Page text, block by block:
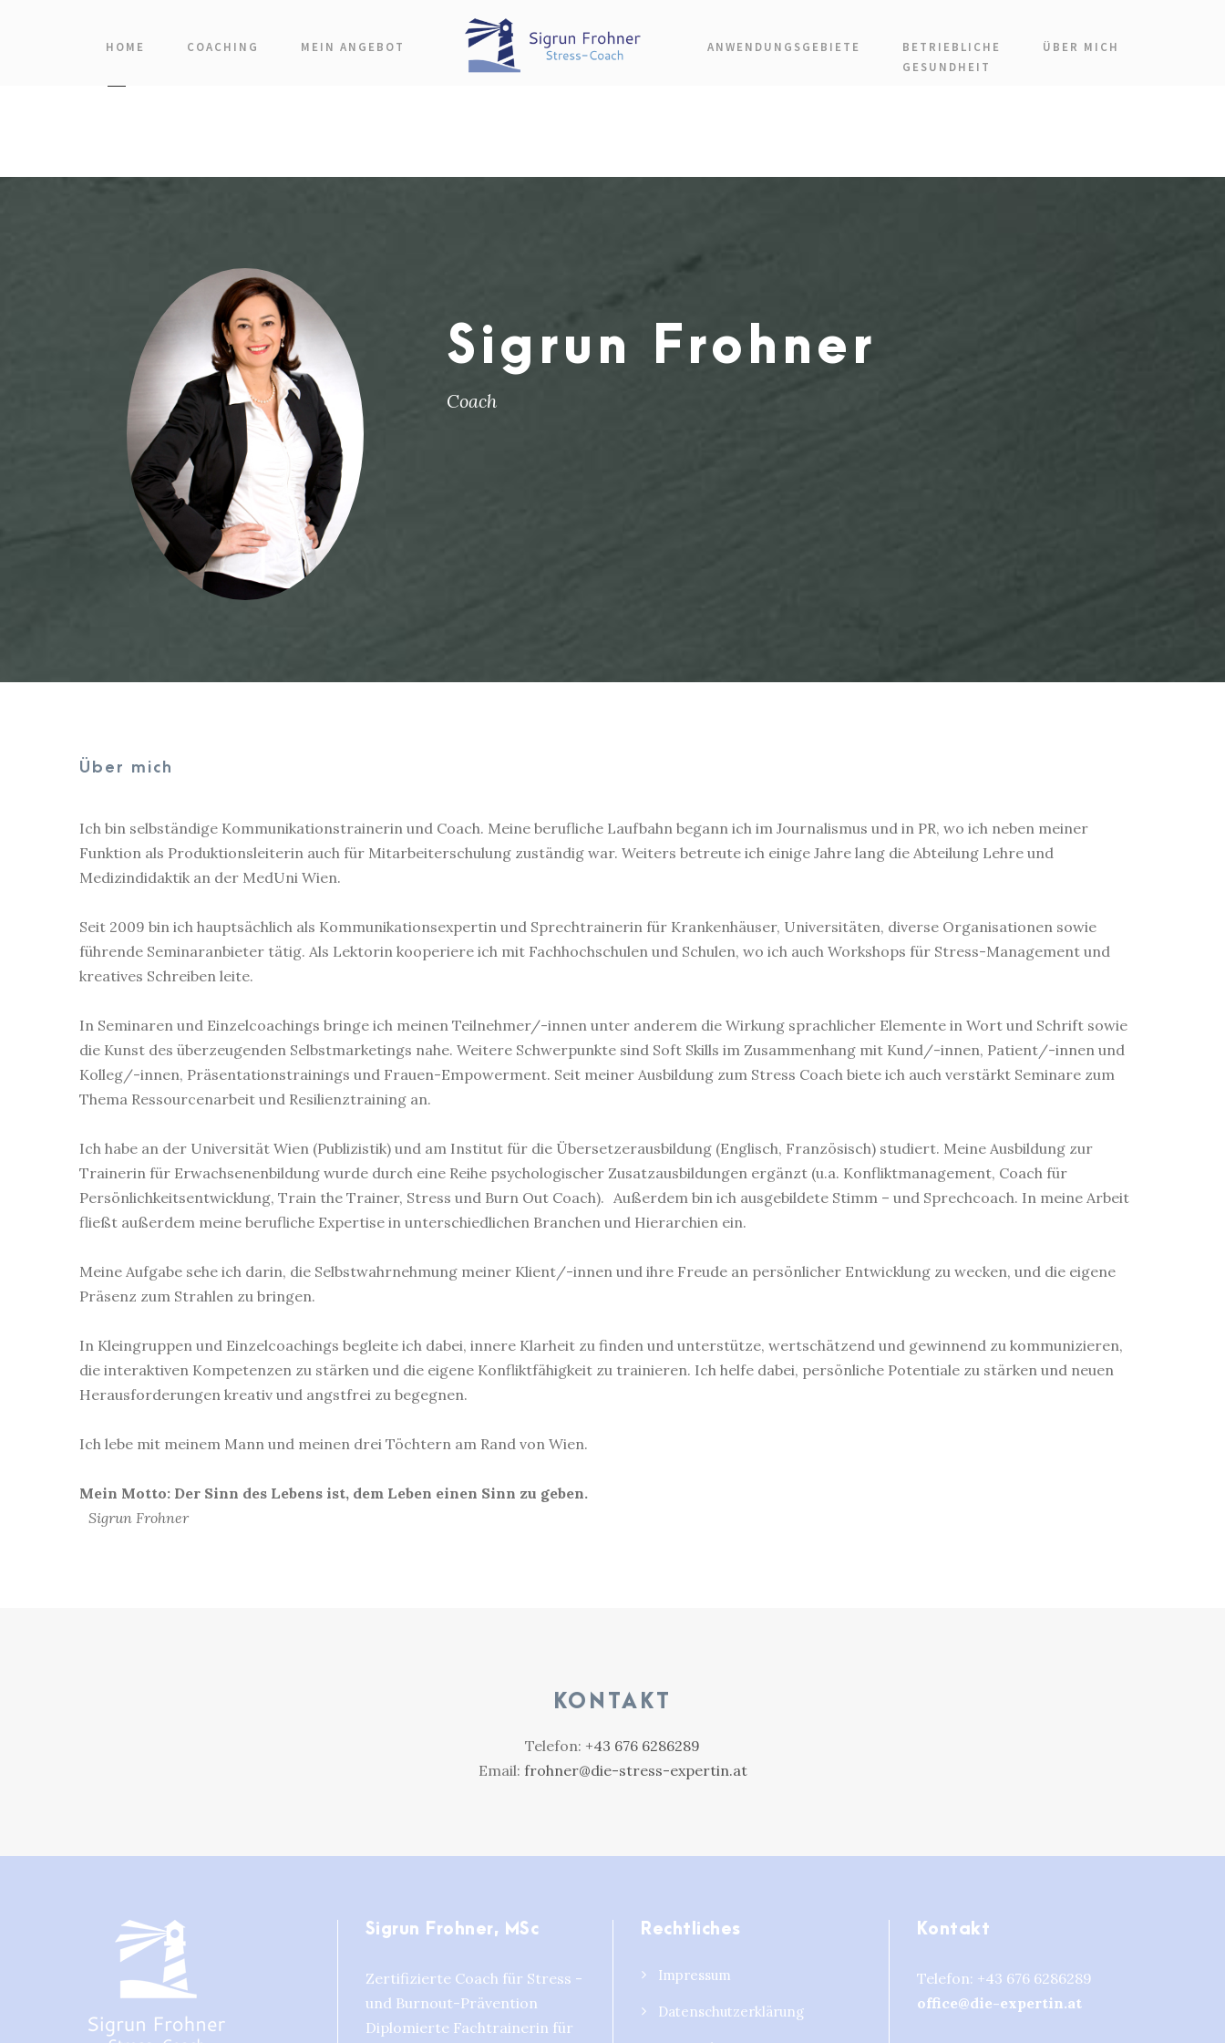
HOME COACHING MEIN ANGEBOT ANWENDUNGSGEBIETE
BETRIEBLICHE
GESUNDHEIT
ÜBER MICH
Sigrun Frohner
Coach
Über mich
Ich bin selbständige Kommunikationstrainerin und Coach. Meine berufliche Laufbahn begann ich im Journalismus und in PR, wo ich neben meiner
Funktion als Produktionsleiterin auch für Mitarbeiterschulung zuständig war. Weiters betreute ich einige Jahre lang die Abteilung Lehre und
Medizindidaktik an der MedUni Wien.
Seit 2009 bin ich hauptsächlich als Kommunikationsexpertin und Sprechtrainerin für Krankenhäuser, Universitäten, diverse Organisationen sowie
führende Seminaranbieter tätig. Als Lektorin kooperiere ich mit Fachhochschulen und Schulen, wo ich auch Workshops für Stress-Management und
kreatives Schreiben leite.
In Seminaren und Einzelcoachings bringe ich meinen Teilnehmer/-innen unter anderem die Wirkung sprachlicher Elemente in Wort und Schrift sowie
die Kunst des überzeugenden Selbstmarketings nahe. Weitere Schwerpunkte sind Soft Skills im Zusammenhang mit Kund/-innen, Patient/-innen und
Kolleg/-innen, Präsentationstrainings und Frauen-Empowerment. Seit meiner Ausbildung zum Stress Coach biete ich auch verstärkt Seminare zum
Thema Ressourcenarbeit und Resilienztraining an.
Ich habe an der Universität Wien (Publizistik) und am Institut für die Übersetzerausbildung (Englisch, Französisch) studiert. Meine Ausbildung zur
Trainerin für Erwachsenenbildung wurde durch eine Reihe psychologischer Zusatzausbildungen ergänzt (u.a. Konfliktmanagement, Coach für
Persönlichkeitsentwicklung, Train the Trainer, Stress und Burn Out Coach). Außerdem bin ich ausgebildete Stimm – und Sprechcoach. In meine Arbeit
fließt außerdem meine berufliche Expertise in unterschiedlichen Branchen und Hierarchien ein.
Meine Aufgabe sehe ich darin, die Selbstwahrnehmung meiner Klient/-innen und ihre Freude an persönlicher Entwicklung zu wecken, und die eigene
Präsenz zum Strahlen zu bringen.
In Kleingruppen und Einzelcoachings begleite ich dabei, innere Klarheit zu finden und unterstütze, wertschätzend und gewinnend zu kommunizieren,
die interaktiven Kompetenzen zu stärken und die eigene Konfliktfähigkeit zu trainieren. Ich helfe dabei, persönliche Potentiale zu stärken und neuen
Herausforderungen kreativ und angstfrei zu begegnen.
Ich lebe mit meinem Mann und meinen drei Töchtern am Rand von Wien.
Mein Motto: Der Sinn des Lebens ist, dem Leben einen Sinn zu geben.
Sigrun Frohner
KONTAKT
Telefon: +43 676 6286289
Email: frohner@die-stress-expertin.at
Sigrun Frohner, MSc
Zertifizierte Coach für Stress -
und Burnout-Prävention
Diplomierte Fachtrainerin für
Rechtliches
Impressum
Datenschutzerklärung
Kontakt
Telefon: +43 676 6286289
office@die-expertin.at